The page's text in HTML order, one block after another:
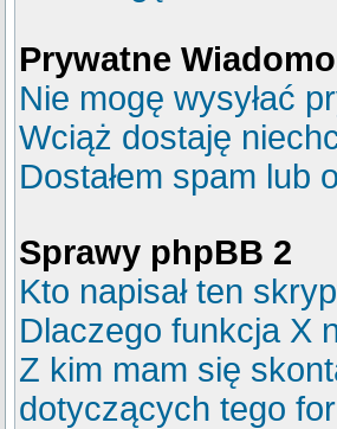
Prywatne
Nie mogę wysyłać
Wciąż dostaję
Dostałem spam lub
Sprawy phpBB 2
Kto napisał ten
Dlaczego funkcja X
Z kim mam się
dotyczących tego